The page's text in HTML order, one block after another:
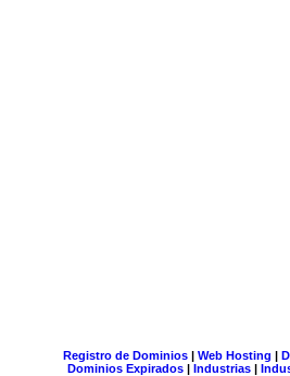
Registro de Dominios| Web Hosting |
Dominios Expirados | Industrias |